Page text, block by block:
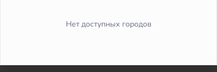
Нет доступных городов